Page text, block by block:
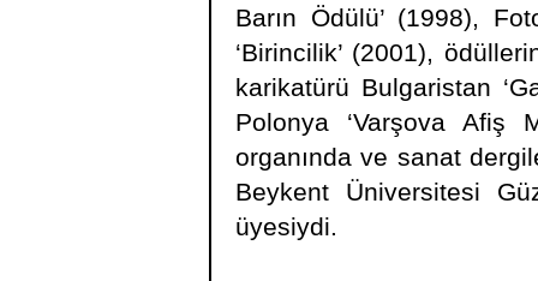
Barın Ödülü’ (1998),
‘Birincilik’ (2001),
karikatürü Bulgaristan
Polonya ‘Varşova Afiş
organında ve sanat
Beykent Üniversitesi
üyesiydi.